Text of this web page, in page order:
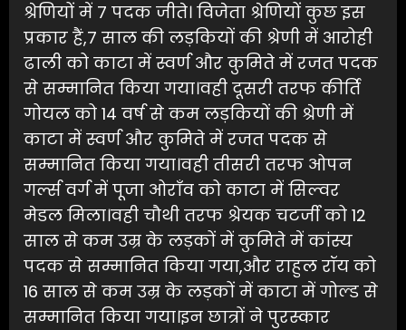
श्रेणियों में 7 पदक जीते। विजेता श्रेणियों कुछ इस
प्रकार हैं,7 साल की लड़कियों की श्रेणी में आरोही
ढाली को काटा में स्वर्ण और कुमिते में रजत पदक
से सम्मानित किया गया।वही दूसरी तरफ कीर्ति
गोयल को 14 वर्ष से कम लड़कियों की श्रेणी में
काटा में स्वर्ण और कुमिते में रजत पदक से
सम्मानित किया गया।वही तीसरी तरफ ओपन
गर्ल्स वर्ग में पूजा ओराँव को काटा में सिल्वर
मेडल मिला।वही चौथी तरफ श्रेयक चटर्जी को 12
साल से कम उम्र के लड़कों में कुमिते में कांस्य
पदक से सम्मानित किया गया,और राहुल रॉय को
16 साल से कम उम्र के लड़कों में काटा में गोल्ड से
सम्मानित किया गया।इन छात्रों ने पुरस्कार